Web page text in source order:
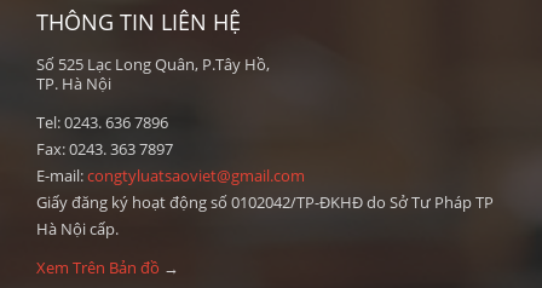
THÔNG TIN LIÊN HỆ
Số 525 Lạc Long Quân, P.Tây Hồ,
TP. Hà Nội
Tel: 0243. 636 7896
Fax: 0243. 363 7897
E-mail:congtyluatsaoviet@gmail.com
Giấy đăng ký hoạt động số 0102042/TP-ĐKHĐ do Sở Tư Pháp TP
Hà Nội cấp.
Xem Trên Bản đồ →